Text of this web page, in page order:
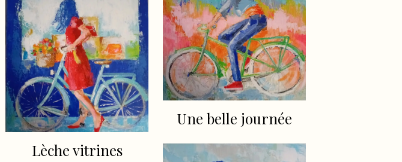
Une belle journée
Lèche vitrines